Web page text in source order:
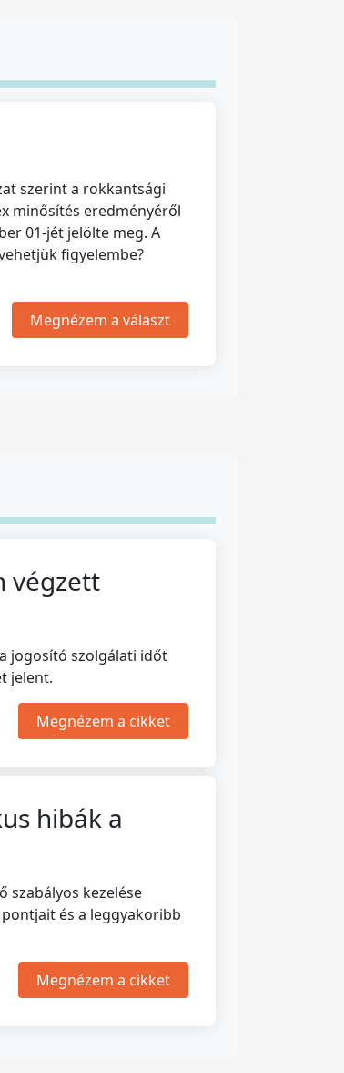
szerint a rokkantsági
minősítés eredményéről
01-jét jelölte meg. A
figyelembe?
Megnézem a választ
végzett
jogosító szolgálati időt
jelent.
Megnézem a cikket
hibák a
szabályos kezelése
és a leggyakoribb
Megnézem a cikket